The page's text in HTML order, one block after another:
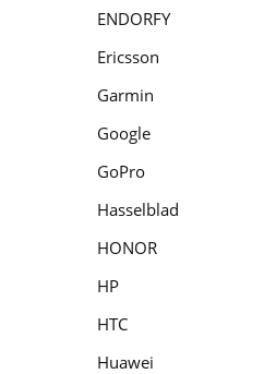
ENDORFY
Ericsson
Garmin
Google
GoPro
Hasselblad
HONOR
HP
HTC
Huawei